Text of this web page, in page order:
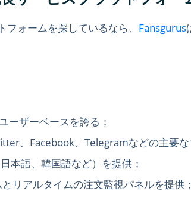
ォームを探しているなら、 Fansgurus
ーザーベースを誇る；
、Facebook、Telegramなどの主要な
本語、韓国語など）を提供；
リアルタイムの注文監視パネルを提供；